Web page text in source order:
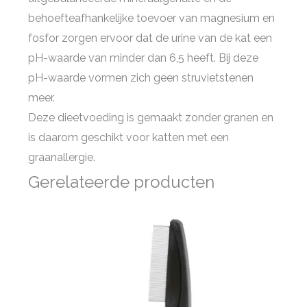
behoefteafhankelijke toevoer van magnesium en
fosfor zorgen ervoor dat de urine van de kat een
pH-waarde van minder dan 6,5 heeft. Bij deze
pH-waarde vormen zich geen struvietstenen
meer.
Deze dieetvoeding is gemaakt zonder granen en
is daarom geschikt voor katten met een
graanallergie.
Gerelateerde producten